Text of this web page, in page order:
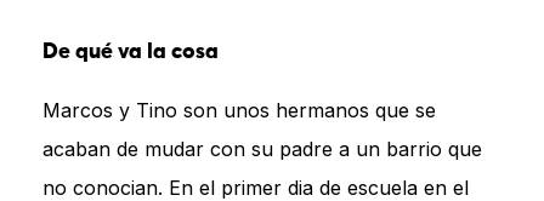
De qué va la cosa
Marcos y Tino son unos hermanos que se
acaban de mudar con su padre a un barrio que
no conocian. En el primer dia de escuela en el